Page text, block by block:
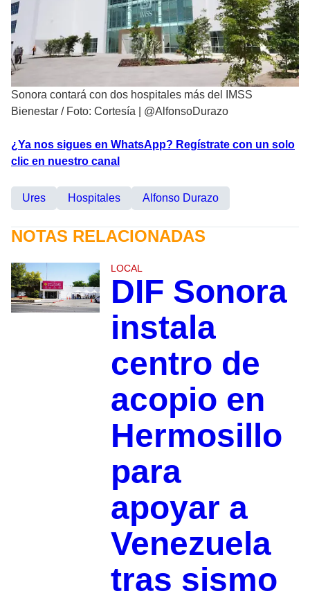
Sonora contará con dos hospitales más del IMSS
Bienestar / Foto: Cortesía | @AlfonsoDurazo
¿Ya nos sigues en WhatsApp? Regístrate con un solo
clic en nuestro canal
Ures Hospitales Alfonso Durazo
NOTAS RELACIONADAS
LOCAL
DIF Sonora
instala
centro de
acopio en
Hermosillo
para
apoyar a
Venezuela
tras sismo